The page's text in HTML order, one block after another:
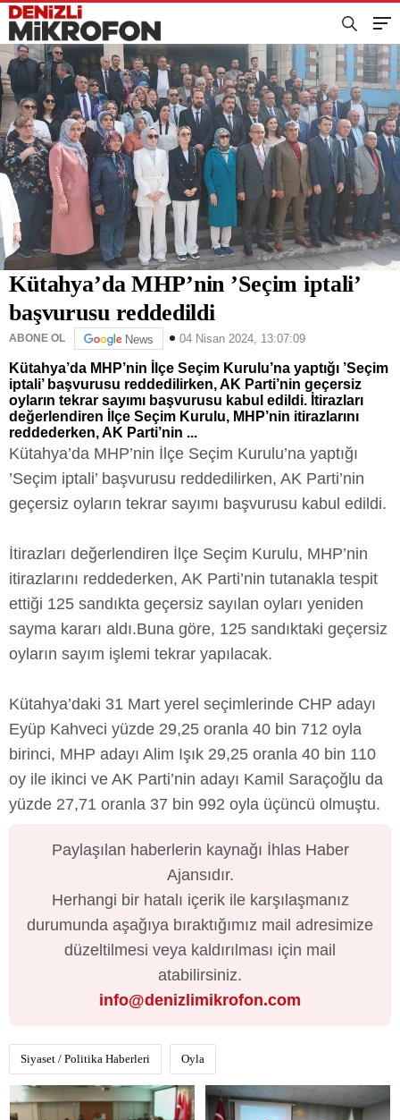
Kütahya’da MHP’nin ’Seçim iptali’
başvurusu reddedildi
ABONE OL News 04 Nisan 2024, 13:07:09
Kütahya’da MHP’nin İlçe Seçim Kurulu’na yaptığı ’Seçim
iptali’ başvurusu reddedilirken, AK Parti’nin geçersiz
oyların tekrar sayımı başvurusu kabul edildi. İtirazları
değerlendiren İlçe Seçim Kurulu, MHP’nin itirazlarını
reddederken, AK Parti’nin ...
Kütahya’da MHP’nin İlçe Seçim Kurulu’na yaptığı
’Seçim iptali’ başvurusu reddedilirken, AK Parti’nin
geçersiz oyların tekrar sayımı başvurusu kabul edildi.
İtirazları değerlendiren İlçe Seçim Kurulu, MHP’nin
itirazlarını reddederken, AK Parti’nin tutanakla tespit
ettiği 125 sandıkta geçersiz sayılan oyları yeniden
sayma kararı aldı.Buna göre, 125 sandıktaki geçersiz
oyların sayım işlemi tekrar yapılacak.
Kütahya’daki 31 Mart yerel seçimlerinde CHP adayı
Eyüp Kahveci yüzde 29,25 oranla 40 bin 712 oyla
birinci, MHP adayı Alim Işık 29,25 oranla 40 bin 110
oy ile ikinci ve AK Parti’nin adayı Kamil Saraçoğlu da
yüzde 27,71 oranla 37 bin 992 oyla üçüncü olmuştu.
Paylaşılan haberlerin kaynağı İhlas Haber
Ajansıdır.
Herhangi bir hatalı içerik ile karşılaşmanız
durumunda aşağıya bıraktığımız mail adresimize
düzeltilmesi veya kaldırılması için mail
atabilirsiniz.
info@denizlimikrofon.com
Siyaset / Politika Haberleri Oyla